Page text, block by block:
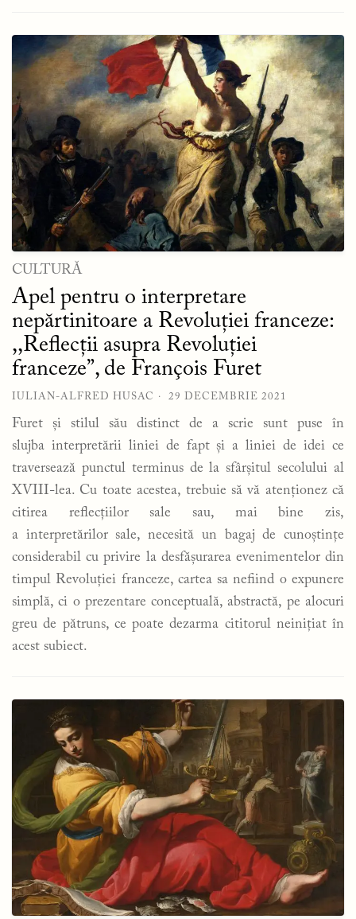
CULTURĂ
Apel pentru o interpretare
nepărtinitoare a Revoluției franceze:
,,Reflecții asupra Revoluției
franceze”, de François Furet
IULIAN-ALFRED HUSAC 29 DECEMBRIE 2021
Furet și stilul său distinct de a scrie sunt puse în
slujba interpretării liniei de fapt și a liniei de idei ce
traversează punctul terminus de la sfârșitul secolului al
XVIII-lea. Cu toate acestea, trebuie să vă atenționez că
citirea reflecțiilor sale sau, mai bine zis,
a interpretărilor sale, necesită un bagaj de cunoștințe
considerabil cu privire la desfășurarea evenimentelor din
timpul Revoluției franceze, cartea sa nefiind o expunere
simplă, ci o prezentare conceptuală, abstractă, pe alocuri
greu de pătruns, ce poate dezarma cititorul neinițiat în
acest subiect.